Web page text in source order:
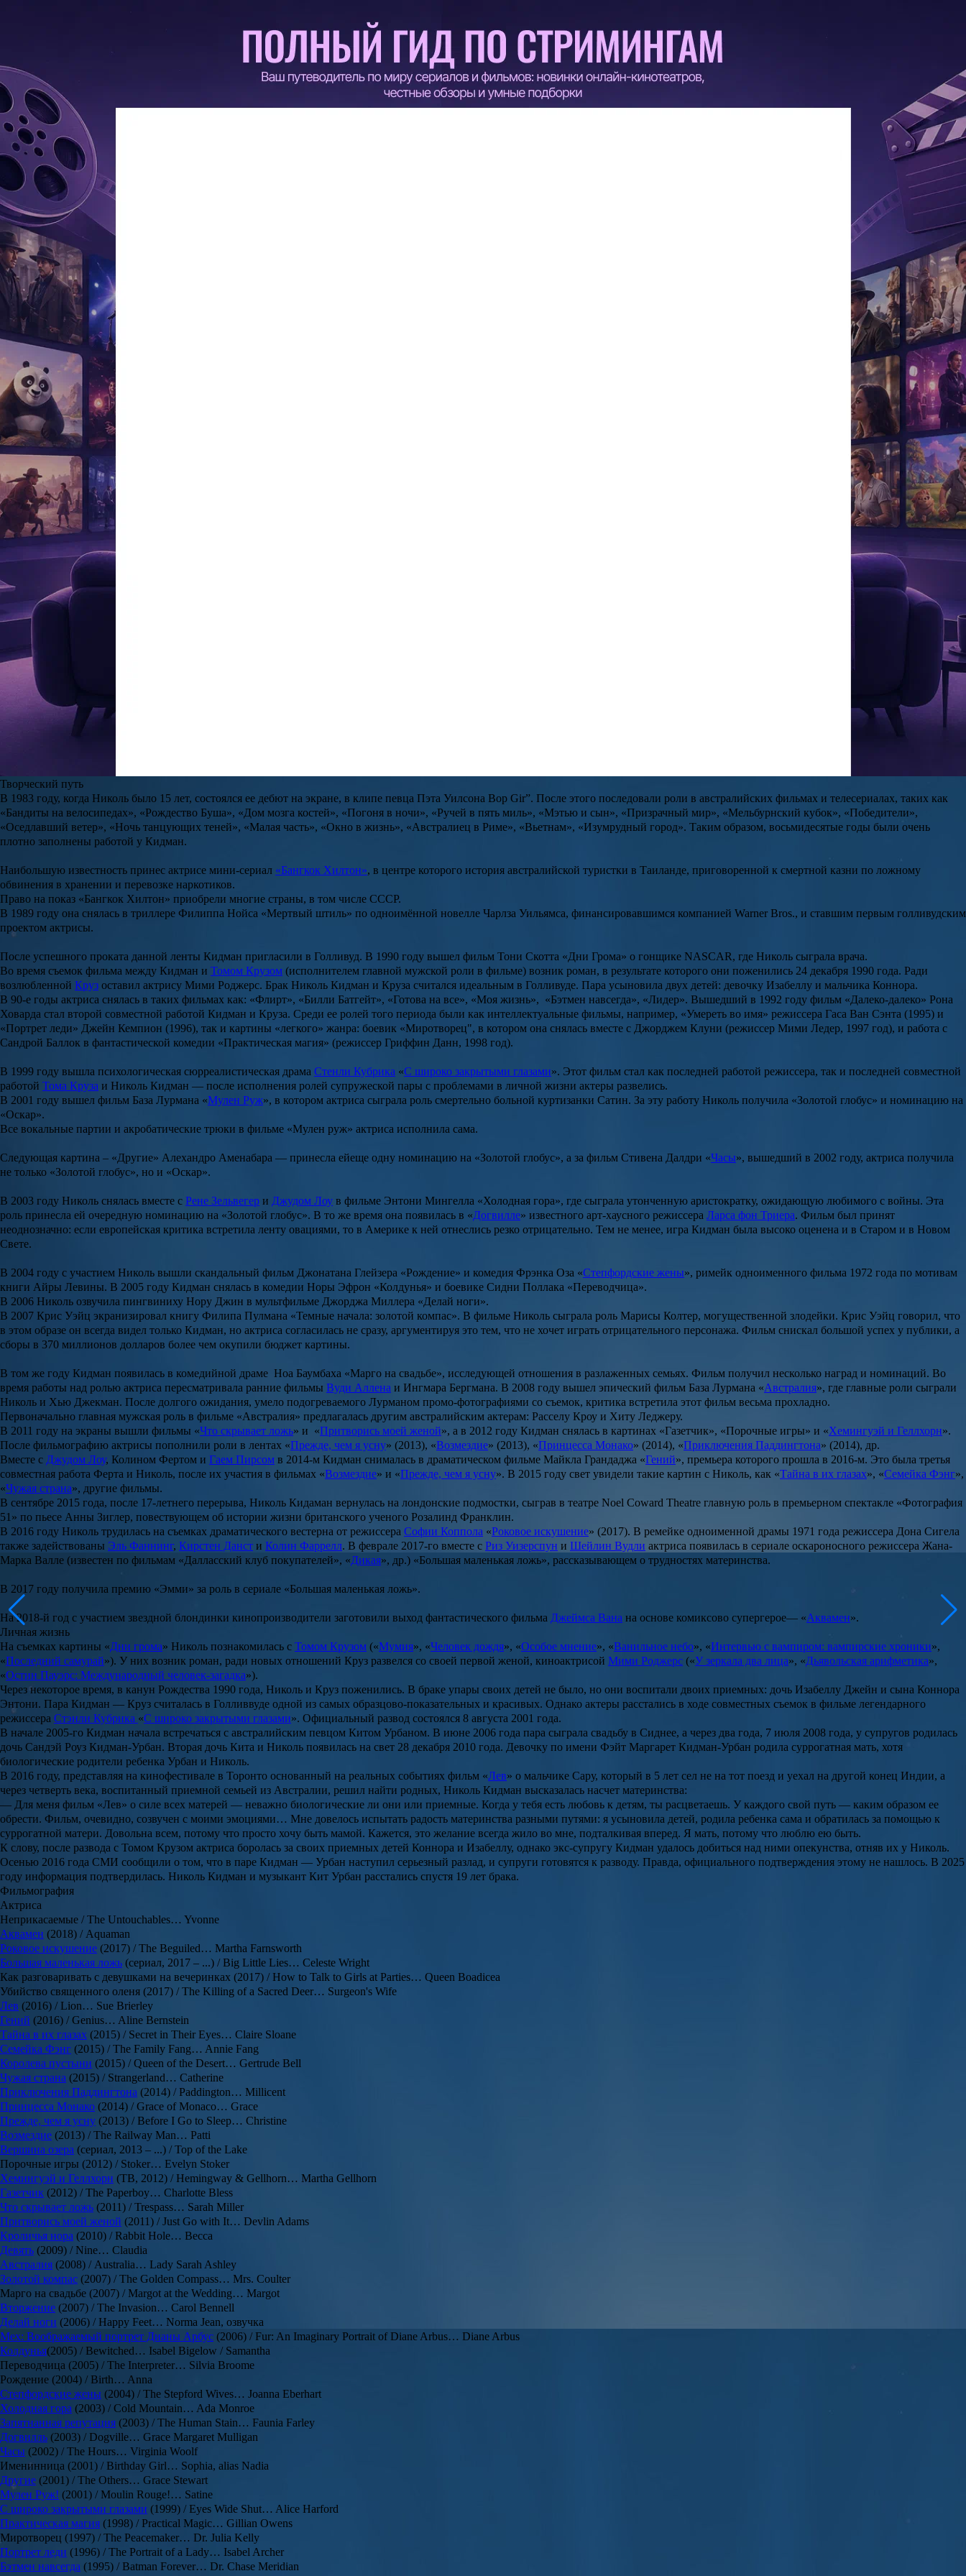
Эксклюзив Реалити
Фильмы Сериалы Шоу
#Быт #Деньги #Дети #Дом
Питомцы
# Путешествия # Российские звезды лайфстайл
новость
отношения #реалити #
Промокоды Островок Промокоды Отелло
Промокоды Снежная Королева
Издательство Рекламодателям
Персоны
Николь Кидман
Nicole Kidman
Актриса, Актриса озвучивания, Участница, Люди за кадром
Дата и место рождения:
Семейное положение:
Биография
Реклама
Оскароносная австралийская и американская актриса театра, кино и телевидения, певица и продюсер. Обладательница премий BAFTA, «Золотой глобус», «Серебряный медведь», «Сатурн», др.
Биография
Николь Мэри Кидман (Nicole Mary Kidman)
. Первые годы жизни
Николь семья провела в Вашингтоне, где ее отец проводил научные исследования в области раковых клеток. Через 4 года Кидманы отправилась в Австралию, где Николь провела детские и
юношеские годы.
«Внутри все выглядит иначе»: экстрасенс Наталья Бантеева заявила о нарушении правил в «Мастере игры»
Участница второго сезона психологического реалити «Мастер игры» на ТНТ Наталья Бантеева откровенно высказалась о закулисной жизни проекта. Экстрасенс призналась, что зрители видят
Творческий путь
В 1983 году, когда Николь было 15 лет, состоялся ее дебют на экране, в клипе певца Пэта Уилсона Bop Gir”. После этого последовали роли в австралийских фильмах и телесериалах, таких как
«Бандиты на велосипедах», «Рождество Буша», «Дом мозга костей», «Погоня в ночи», «Ручей в пять миль», «Мэтью и сын», «Призрачный мир», «Мельбурнский кубок», «Победители»,
«Оседлавший ветер», «Ночь танцующих теней», «Малая часть», «Окно в жизнь», «Австралиец в Риме», «Вьетнам», «Изумрудный город». Таким образом, восьмидесятые годы были очень
плотно заполнены работой у Кидман.
Наибольшую известность принес актрисе мини-сериал «Бангкок Хилтон», в центре которого история австралийской туристки в Таиланде, приговоренной к смертной казни по ложному
обвинения в хранении и перевозке наркотиков.
Право на показ «Бангкок Хилтон» приобрели многие страны, в том числе СССР.
В 1989 году она снялась в триллере Филиппа Нойса «Мертвый штиль» по одноимённой новелле Чарлза Уильямса, финансировавшимся компанией Warner Bros., и ставшим первым голливудским
проектом актрисы.
После успешного проката данной ленты Кидман пригласили в Голливуд. В 1990 году вышел фильм Тони Скотта «Дни Грома» о гонщике NASCAR, где Николь сыграла врача.
Во время съемок фильма между Кидман и Томом Крузом (исполнителем главной мужской роли в фильме) возник роман, в результате которого они поженились 24 декабря 1990 года. Ради
возлюбленной Круз оставил актрису Мими Роджерс. Брак Николь Кидман и Круза считался идеальным в Голливуде. Пара усыновила двух детей: девочку Изабеллу и мальчика Коннора.
В 90-е годы актриса снялась в таких фильмах как: «Флирт», «Билли Батгейт», «Готова на все», «Моя жизнь», «Бэтмен навсегда», «Лидер». Вышедший в 1992 году фильм «Далеко-далеко» Рона
Ховарда стал второй совместной работой Кидман и Круза. Среди ее ролей того периода были как интеллектуальные фильмы, например, «Умереть во имя» режиссера Гаса Ван Сэнта (1995) и
«Портрет леди» Джейн Кемпион (1996), так и картины «легкого» жанра: боевик «Миротворец", в котором она снялась вместе с Джорджем Клуни (режиссер Мими Ледер, 1997 год), и работа с
Сандрой Баллок в фантастической комедии «Практическая магия» (режиссер Гриффин Данн, 1998 год).
В 1999 году вышла психологическая сюрреалистическая драма Стенли Кубрика «С широко закрытыми глазами». Этот фильм стал как последней работой режиссера, так и последней совместной
работой Тома Круза и Николь Кидман — после исполнения ролей супружеской пары с проблемами в личной жизни актеры развелись.
В 2001 году вышел фильм База Лурмана «Мулен Руж», в котором актриса сыграла роль смертельно больной куртизанки Сатин. За эту работу Николь получила «Золотой глобус» и номинацию на
«Оскар».
Все вокальные партии и акробатические трюки в фильме «Мулен руж» актриса исполнила сама.
Следующая картина – «Другие» Алехандро Аменабара — принесла ейеще одну номинацию на «Золотой глобус», а за фильм Стивена Далдри «Часы», вышедший в 2002 году, актриса получила
не только «Золотой глобус», но и «Оскар».
В 2003 году Николь снялась вместе с Рене Зельвегер и Джудом Лоу в фильме Энтони Мингелла «Холодная гора», где сыграла утонченную аристократку, ожидающую любимого с войны. Эта
роль принесла ей очередную номинацию на «Золотой глобус». В то же время она появилась в «Догвилле» известного арт-хаусного режиссера Ларса фон Триера. Фильм был принят
неоднозначно: если европейская критика встретила ленту овациями, то в Америке к ней отнеслись резко отрицательно. Тем не менее, игра Кидман была высоко оценена и в Старом и в Новом
Свете.
В 2004 году с участием Николь вышли скандальный фильм Джонатана Глейзера «Рождение» и комедия Фрэнка Оза «Степфордские жены», римейк одноименного фильма 1972 года по мотивам
книги Айры Левины. В 2005 году Кидман снялась в комедии Норы Эфрон «Колдунья» и боевике Сидни Поллака «Переводчица».
В 2006 Николь озвучила пингвиниху Нору Джин в мультфильме Джорджа Миллера «Делай ноги».
В 2007 Крис Уэйц экранизировал книгу Филипа Пулмана «Темные начала: золотой компас». В фильме Николь сыграла роль Марисы Колтер, могущественной злодейки. Крис Уэйц говорил, что
в этом образе он всегда видел только Кидман, но актриса согласилась не сразу, аргументируя это тем, что не хочет играть отрицательного персонажа. Фильм снискал большой успех у публики, а
сборы в 370 миллионов долларов более чем окупили бюджет картины.
В том же году Кидман появилась в комедийной драме Ноа Баумбаха «Марго на свадьбе», исследующей отношения в разлаженных семьях. Фильм получил несколько наград и номинаций. Во
время работы над ролью актриса пересматривала ранние фильмы Вуди Аллена и Ингмара Бергмана. В 2008 году вышел эпический фильм База Лурмана «Австралия», где главные роли сыграли
Николь и Хью Джекман. После долгого ожидания, умело подогреваемого Лурманом промо-фотографиями со съемок, критика встретила этот фильм весьма прохладно.
Первоначально главная мужская роль в фильме «Австралия» предлагалась другим австралийским актерам: Расселу Кроу и Хиту Леджеру.
В 2011 году на экраны вышли фильмы «Что скрывает ложь» и «Притворись моей женой», а в 2012 году Кидман снялась в картинах «Газетчик», «Порочные игры» и «Хемингуэй и Геллхорн».
После фильмографию актрисы пополнили роли в лентах «Прежде, чем я усну» (2013), «Возмездие» (2013), «Принцесса Монако» (2014), «Приключения Паддингтона» (2014), др.
Вместе с Джудом Лоу, Колином Фертом и Гаем Пирсом в 2014-м Кидман снималась в драматическом фильме Майкла Грандаджа «Гений», премьера которого прошла в 2016-м. Это была третья
совместная работа Ферта и Николь, после их участия в фильмах «Возмездие» и «Прежде, чем я усну». В 2015 году свет увидели такие картин с Николь, как «Тайна в их глазах», «Семейка Фэнг»,
«Чужая страна», другие фильмы.
В сентябре 2015 года, после 17-летнего перерыва, Николь Кидаман вернулась на лондонские подмостки, сыграв в театре Noel Coward Theatre главную роль в премьерном спектакле «Фотография
51» по пьесе Анны Зиглер, повествующем об истории жизни британского ученого Розалинд Франклин.
В 2016 году Николь трудилась на съемках драматического вестерна от режиссера Софии Коппола «Роковое искушение» (2017). В ремейке одноименной драмы 1971 года режиссера Дона Сигела
также задействованы Эль Фаннинг, Кирстен Данст и Колин Фаррелл. В феврале 2017-го вместе с Риз Уизерспун и Шейлин Вудли актриса появилась в сериале оскароносного режиссера Жана-
Марка Валле (известен по фильмам «Далласский клуб покупателей», «Дикая», др.) «Большая маленькая ложь», рассказывающем о трудностях материнства.
В 2017 году получила премию «Эмми» за роль в сериале «Большая маленькая ложь».
На 2018-й год с участием звездной блондинки кинопроизводители заготовили выход фантастического фильма Джеймса Вана на основе комиксово супергерое— «Аквамен».
Личная жизнь
На съемках картины «Дни грома» Николь познакомилась с Томом Крузом («Мумия», «Человек дождя», «Особое мнение», «Ванильное небо», «Интервью с вампиром: вампирские хроники»,
«Последний самурай»). У них возник роман, ради новых отношений Круз развелся со своей первой женой, киноактрисой Мими Роджерс («У зеркала два лица», «Дьявольская арифметика»,
«Остин Пауэрс: Международный человек-загадка»).
Через некоторое время, в канун Рождества 1990 года, Николь и Круз поженились. В браке упары своих детей не было, но они воспитали двоих приемных: дочь Изабеллу Джейн и сына Коннора
Энтони. Пара Кидман — Круз считалась в Голливвуде одной из самых образцово-показательных и красивых. Однако актеры расстались в ходе совместных съемок в фильме легендарного
режиссера Стэнли Кубрика «С широко закрытыми глазами». Официальный развод состоялся 8 августа 2001 года.
В начале 2005-го Кидман начала встречаться с австралийским певцом Китом Урбаном. В июне 2006 года пара сыграла свадьбу в Сиднее, а через два года, 7 июля 2008 года, у супругов родилась
дочь Сандэй Роуз Кидман-Урбан. Вторая дочь Кита и Николь появилась на свет 28 декабря 2010 года. Девочку по имени Фэйт Маргарет Кидман-Урбан родила суррогатная мать, хотя
биологические родители ребенка Урбан и Николь.
В 2016 году, представляя на кинофестивале в Торонто основанный на реальных событиях фильм «Лев» о мальчике Сару, который в 5 лет сел не на тот поезд и уехал на другой конец Индии, а
через четверть века, воспитанный приемной семьей из Австралии, решил найти родных, Николь Кидман высказалась насчет материнства:
— Для меня фильм «Лев» о силе всех матерей — неважно биологические ли они или приемные. Когда у тебя есть любовь к детям, ты расцветаешь. У каждого свой путь — каким образом ее
обрести. Фильм, очевидно, созвучен с моими эмоциями… Мне довелось испытать радость материнства разными путями: я усыновила детей, родила ребенка сама и обратилась за помощью к
суррогатной матери. Довольна всем, потому что просто хочу быть мамой. Кажется, это желание всегда жило во мне, подталкивая вперед. Я мать, потому что люблю ею быть.
К слову, после развода с Томом Крузом актриса боролась за своих приемных детей Коннора и Изабеллу, однако экс-супругу Кидман удалось добиться над ними опекунства, отняв их у Николь.
Осенью 2016 года СМИ сообщили о том, что в паре Кидман — Урбан наступил серьезный разлад, и супруги готовятся к разводу. Правда, официального подтверждения этому не нашлось. В 2025
году информация подтвердилась. Николь Кидман и музыкант Кит Урбан расстались спустя 19 лет брака.
Фильмография
Актриса
Неприкасаемые / The Untouchables… Yvonne
Аквамен (2018) / Aquaman
Роковое искушение (2017) / The Beguiled… Martha Farnsworth
Большая маленькая ложь (сериал, 2017 – ...) / Big Little Lies… Celeste Wright
Как разговаривать с девушками на вечеринках (2017) / How to Talk to Girls at Parties… Queen Boadicea
Убийство священного оленя (2017) / The Killing of a Sacred Deer… Surgeon's Wife
Лев (2016) / Lion… Sue Brierley
Гений (2016) / Genius… Aline Bernstein
Тайна в их глазах (2015) / Secret in Their Eyes… Claire Sloane
Семейка Фэнг (2015) / The Family Fang… Annie Fang
Королева пустыни (2015) / Queen of the Desert… Gertrude Bell
Чужая страна (2015) / Strangerland… Catherine
Приключения Паддингтона (2014) / Paddington… Millicent
Принцесса Монако (2014) / Grace of Monaco… Grace
Прежде, чем я усну (2013) / Before I Go to Sleep… Christine
Возмездие (2013) / The Railway Man… Patti
Вершина озера (сериал, 2013 – ...) / Top of the Lake
Порочные игры (2012) / Stoker… Evelyn Stoker
Хемингуэй и Геллхорн (ТВ, 2012) / Hemingway & Gellhorn… Martha Gellhorn
Газетчик (2012) / The Paperboy… Charlotte Bless
Что скрывает ложь (2011) / Trespass… Sarah Miller
Притворись моей женой (2011) / Just Go with It… Devlin Adams
Кроличья нора (2010) / Rabbit Hole… Becca
Девять (2009) / Nine… Claudia
Австралия (2008) / Australia… Lady Sarah Ashley
Золотой компас (2007) / The Golden Compass… Mrs. Coulter
Марго на свадьбе (2007) / Margot at the Wedding… Margot
Вторжение (2007) / The Invasion… Carol Bennell
Делай ноги (2006) / Happy Feet… Norma Jean, озвучка
Мех: Воображаемый портрет Дианы Арбус (2006) / Fur: An Imaginary Portrait of Diane Arbus… Diane Arbus
Колдунья(2005) / Bewitched… Isabel Bigelow / Samantha
Переводчица (2005) / The Interpreter… Silvia Broome
Рождение (2004) / Birth… Anna
Степфордские жены (2004) / The Stepford Wives… Joanna Eberhart
Холодная гора (2003) / Cold Mountain… Ada Monroe
Запятнанная репутация (2003) / The Human Stain… Faunia Farley
Догвилль (2003) / Dogville… Grace Margaret Mulligan
Часы (2002) / The Hours… Virginia Woolf
Именинница (2001) / Birthday Girl… Sophia, alias Nadia
Другие (2001) / The Others… Grace Stewart
Мулен Руж! (2001) / Moulin Rouge!… Satine
С широко закрытыми глазами (1999) / Eyes Wide Shut… Alice Harford
Практическая магия (1998) / Practical Magic… Gillian Owens
Миротворец (1997) / The Peacemaker… Dr. Julia Kelly
Портрет леди (1996) / The Portrait of a Lady… Isabel Archer
Бэтмен навсегда (1995) / Batman Forever… Dr. Chase Meridian